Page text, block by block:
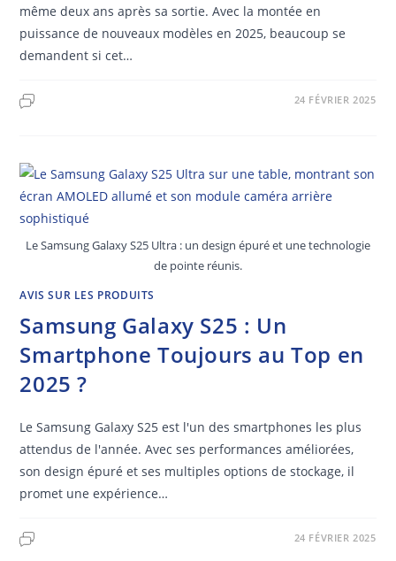
même deux ans après sa sortie. Avec la montée en
puissance de nouveaux modèles en 2025, beaucoup se
demandent si cet…
24 FÉVRIER 2025
Le Samsung Galaxy S25 Ultra : un design épuré et une technologie
de pointe réunis.
AVIS SUR LES PRODUITS
Samsung Galaxy S25 : Un
Smartphone Toujours au Top en
2025 ?
Le Samsung Galaxy S25 est l'un des smartphones les plus
attendus de l'année. Avec ses performances améliorées,
son design épuré et ses multiples options de stockage, il
promet une expérience…
24 FÉVRIER 2025